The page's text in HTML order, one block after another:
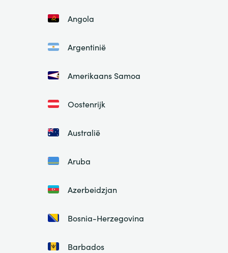
Angola
Argentinië
Amerikaans Samoa
Oostenrijk
Australië
Aruba
Azerbeidzjan
Bosnia-Herzegovina
Barbados